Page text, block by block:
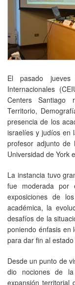
El pasado
Internacionales
Centers Santiago
Territorio,
presencia de los
israelíes y judíos en
profesor adjunto de
Universidad de York
La instancia tuvo
fue moderada por
exposiciones de
académica, la
desafíos de la
poniendo énfasis en
para dar fin al
Desde un punto de
dio nociones de
expansión territorial